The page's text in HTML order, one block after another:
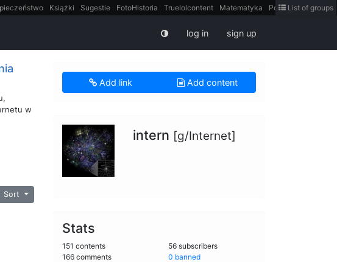
Książki Sugestie FotoHistoria Truelolcontent Matematyka Polska
intern
List of groups
log in sign up
w
Sort
Add link Add content
intern [g/Internet]
Stats
151 contents
166 comments
56 subscribers
0 banned